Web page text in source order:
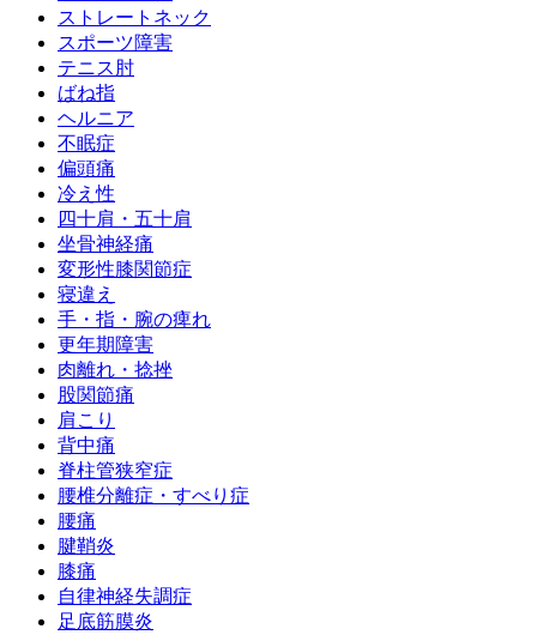
ストレートネック
スポーツ障害
テニス肘
ばね指
ヘルニア
不眠症
偏頭痛
冷え性
四十肩・五十肩
坐骨神経痛
変形性膝関節症
寝違え
手・指・腕の痺れ
更年期障害
肉離れ・捻挫
股関節痛
肩こり
背中痛
脊柱管狭窄症
腰椎分離症・すべり症
腰痛
腱鞘炎
膝痛
自律神経失調症
足底筋膜炎